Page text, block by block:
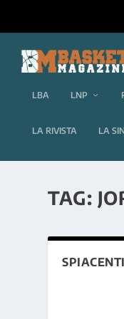
LBA LNP
LA RIVISTA LA
TAG: